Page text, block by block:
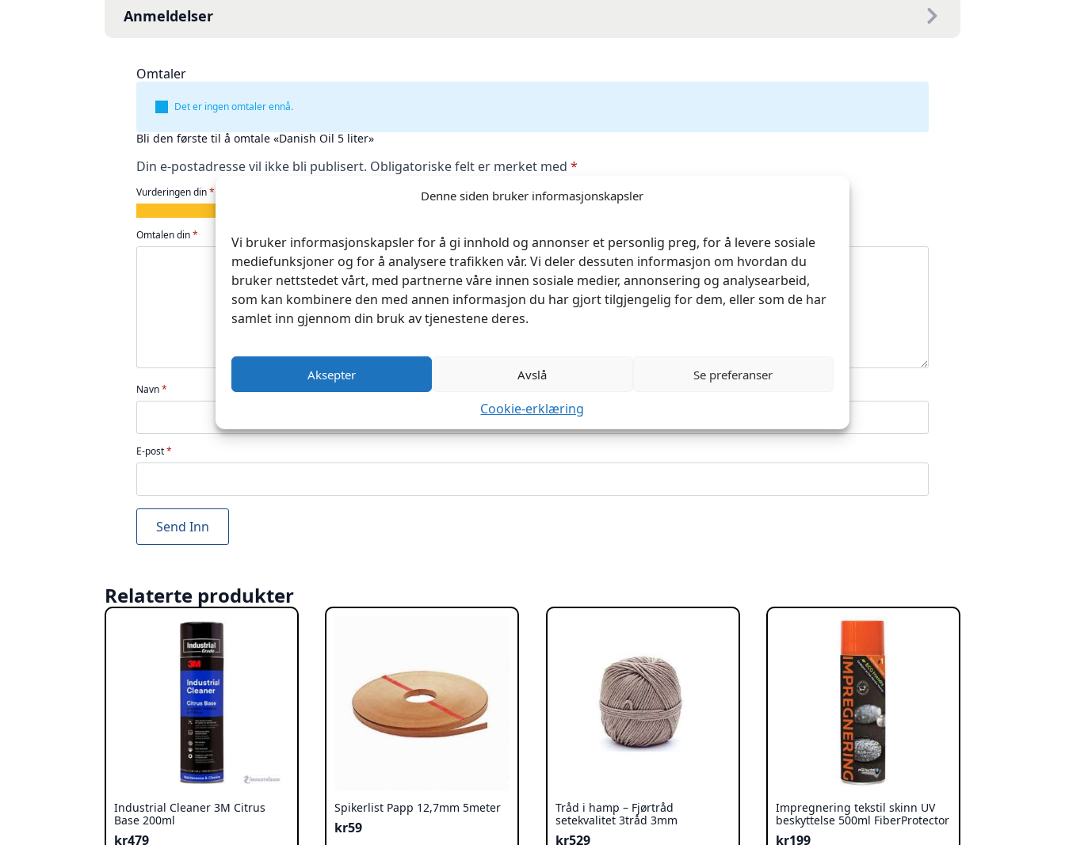
Denne siden bruker informasjonskapsler
Vi bruker informasjonskapsler for å gi innhold og annonser et personlig preg, for å levere sosiale
mediefunksjoner og for å analysere trafikken vår. Vi deler dessuten informasjon om hvordan du
bruker nettstedet vårt, med partnerne våre innen sosiale medier, annonsering og analysearbeid,
som kan kombinere den med annen informasjon du har gjort tilgjengelig for dem, eller som de har
samlet inn gjennom din bruk av tjenestene deres.
Aksepter Avslå Se preferanser
Cookie-erklæring
Anmeldelser
Omtaler
Det er ingen omtaler ennå.
Bli den første til å omtale «Danish Oil 5 liter»
Din e-postadresse vil ikke bli publisert. Obligatoriske felt er merket med *
Vurderingen din*
av
5
av
5
av
5
av
5
stjerner
5
stjerner
Omtalen din*
Navn*
E-post*
Relaterte produkter
Industrial Cleaner 3M Citrus
Base 200ml
kr479
Spikerlist Papp 12,7mm 5meter
kr59
Tråd i hamp – Fjørtråd
setekvalitet 3tråd 3mm
kr529
Impregnering tekstil skinn UV
beskyttelse 500ml FiberProtector
kr199